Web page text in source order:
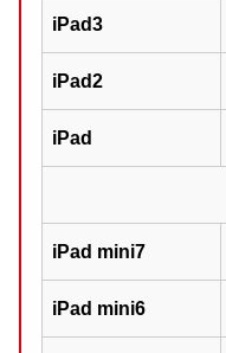
iPad3
iPad2
iPad
iPad mini7
iPad mini6